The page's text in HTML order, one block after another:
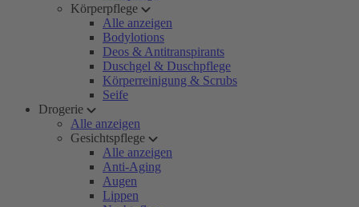
Körperpflege
Alle anzeigen
Bodylotions
Deos & Antitranspirants
Duschgel & Duschpflege
Körperreinigung & Scrubs
Seife
Drogerie
Alle anzeigen
Gesichtspflege
Alle anzeigen
Anti-Aging
Augen
Lippen